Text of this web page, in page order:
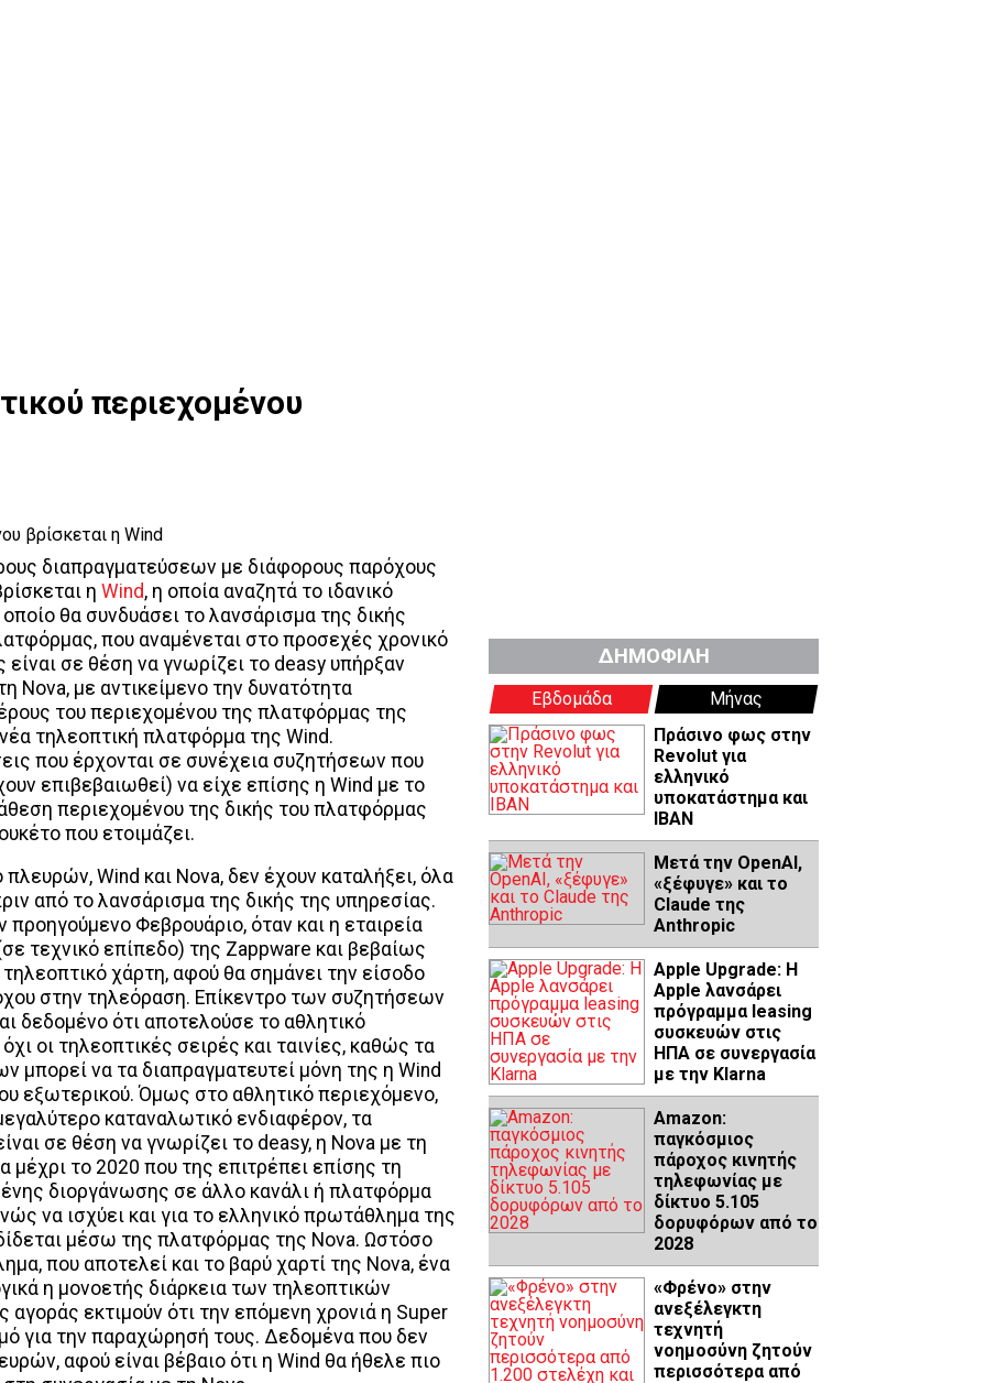
περιεχομένου
διαπραγματεύσεων με διάφορους παρόχους
η Wind, η οποία αναζητά το ιδανικό
θα συνδυάσει το λανσάρισμα της δικής
που αναμένεται στο προσεχές χρονικό
σε θέση να γνωρίζει το deasy υπήρξαν
Nova, με αντικείμενο την δυνατότητα
του περιεχομένου της πλατφόρμας της
τηλεοπτική πλατφόρμα της Wind.
που έρχονται σε συνέχεια συζητήσεων που
επιβεβαιωθεί) να είχε επίσης η Wind με το
περιεχομένου της δικής του πλατφόρμας
που ετοιμάζει.
Wind και Nova, δεν έχουν καταλήξει, όλα
από το λανσάρισμα της δικής της υπηρεσίας.
Φεβρουάριο, όταν και η εταιρεία
τεχνικό επίπεδο) της Zappware και βεβαίως
χάρτη, αφού θα σημάνει την είσοδο
στην τηλεόραση. Επίκεντρο των συζητήσεων
δεδομένο ότι αποτελούσε το αθλητικό
οι τηλεοπτικές σειρές και ταινίες, καθώς τα
μπορεί να τα διαπραγματευτεί μόνη της η Wind
εξωτερικού. Όμως στο αθλητικό περιεχόμενο,
καταναλωτικό ενδιαφέρον, τα
σε θέση να γνωρίζει το deasy, η Nova με τη
το 2020 που της επιτρέπει επίσης τη
διοργάνωσης σε άλλο κανάλι ή πλατφόρμα
να ισχύει και για το ελληνικό πρωτάθλημα της
μέσω της πλατφόρμας της Nova. Ωστόσο
που αποτελεί και το βαρύ χαρτί της Nova, ένα
η μονοετής διάρκεια των τηλεοπτικών
εκτιμούν ότι την επόμενη χρονιά η Super
για την παραχώρησή τους. Δεδομένα που δεν
αφού είναι βέβαιο ότι η Wind θα ήθελε πιο
ΔΗΜΟΦΙΛΗ
Εβδομάδα
Μήνας
Πράσινο φως στην
Revolut για
ελληνικό
υποκατάστημα και
IBAN
Μετά την OpenAI,
«ξέφυγε» και το
Claude της
Anthropic
Apple Upgrade: Η
Apple λανσάρει
πρόγραμμα leasing
συσκευών στις
ΗΠΑ σε συνεργασία
με την Klarna
Amazon:
παγκόσμιος
πάροχος κινητής
τηλεφωνίας με
δίκτυο 5.105
δορυφόρων από το
2028
«Φρένο» στην
ανεξέλεγκτη
τεχνητή
νοημοσύνη ζητούν
περισσότερα από